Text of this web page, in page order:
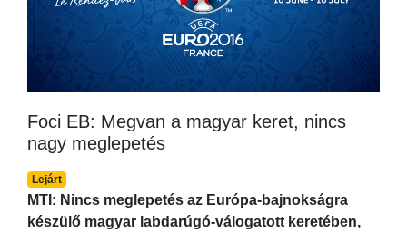
Foci EB: Megvan a magyar keret, nincs
nagy meglepetés
Lejárt
MTI: Nincs meglepetés az Európa-bajnokságra
készülő magyar labdarúgó-válogatott keretében,